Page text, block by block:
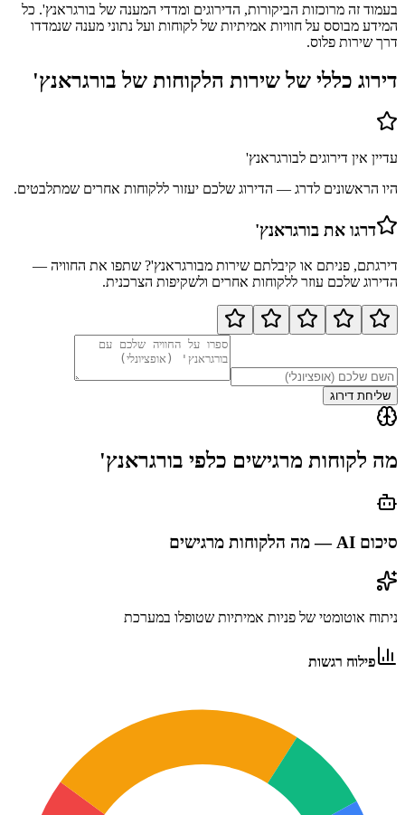
בעמוד זה מרוכזות הביקורות, הדירוגים ומדדי המענה של בורגראנץ'. כל
המידע מבוסס על חוויות אמיתיות של לקוחות ועל נתוני מענה שנמדדו
דרך שירות פלוס.
דירוג כללי של שירות הלקוחות של בורגראנץ'
עדיין אין דירוגים לבורגראנץ'
היו הראשונים לדרג — הדירוג שלכם יעזור ללקוחות אחרים שמתלבטים.
דרגו את בורגראנץ'
דירגתם, פניתם או קיבלתם שירות מבורגראנץ'? שתפו את החוויה —
הדירוג שלכם עוזר ללקוחות אחרים ולשקיפות הצרכנית.
שליחת דירוג
מה לקוחות מרגישים כלפי בורגראנץ'
סיכום AI — מה הלקוחות מרגישים
ניתוח אוטומטי של פניות אמיתיות שטופלו במערכת
פילוח רגשות